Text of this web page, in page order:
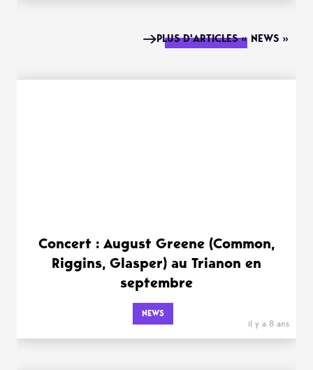
PLUS D'ARTICLES « NEWS »
Concert : August Greene (Common,
Riggins, Glasper) au Trianon en
septembre
NEWS
il y a 8 ans